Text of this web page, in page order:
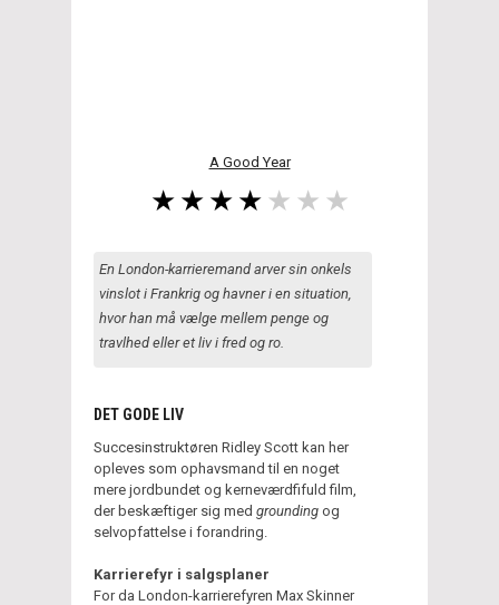
A Good Year
En London-karrieremand arver sin onkels
vinslot i Frankrig og havner i en situation,
hvor han må vælge mellem penge og
travlhed eller et liv i fred og ro.
DET GODE LIV
Succesinstruktøren Ridley Scott kan her
opleves som ophavsmand til en noget
mere jordbundet og kerneværdfifuld film,
der beskæftiger sig med grounding og
selvopfattelse i forandring.
Karrierefyr i salgsplaner
For da London-karrierefyren Max Skinner